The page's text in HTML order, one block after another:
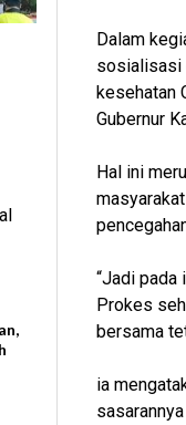
Dalam
sosialisasi
kesehatan
Gubernur
Hal ini
“Jadi pada
Prokes
bersama
ia